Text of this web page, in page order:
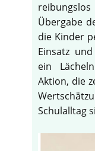
Übergabe
die Kinder
Einsatz
ein
Aktion, die
Schulalltag